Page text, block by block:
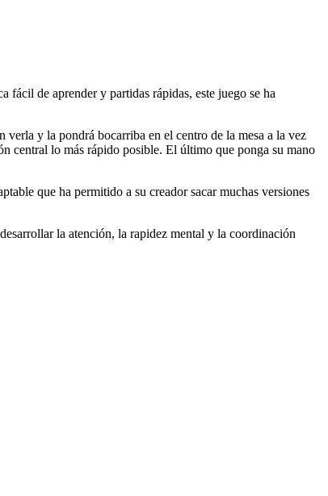
fácil de aprender y partidas rápidas, este juego se ha
y la pondrá bocarriba en el centro de la mesa a la vez
central lo más rápido posible. El último que ponga su mano
que ha permitido a su creador sacar muchas versiones
la atención, la rapidez mental y la coordinación